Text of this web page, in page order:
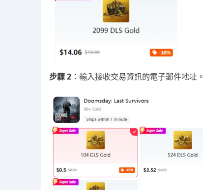
步驟 2 ：輸入接收交易資訊的電子郵件地址。